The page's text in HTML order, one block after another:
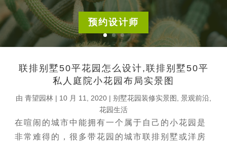
预约设计师
联排别墅50平花园怎么设计,联排别墅50平
私人庭院小花园布局实景图
由 青望园林 | 10 月 11, 2020 | 别墅花园装修实景图 景观前沿
花园生活
在喧闹的城市中能拥有一个属于自己的小花园是
非常难得的，很多带花园的城市联排别墅或洋房